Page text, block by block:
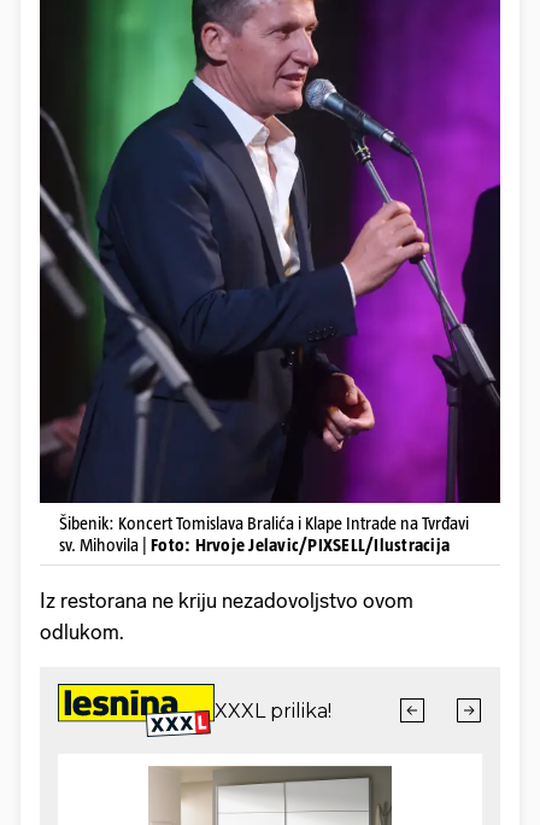
Šibenik: Koncert Tomislava Bralića i Klape Intrade na Tvrđavi
sv. Mihovila | Foto: Hrvoje Jelavic/PIXSELL/Ilustracija
Iz restorana ne kriju nezadovoljstvo ovom
odlukom.